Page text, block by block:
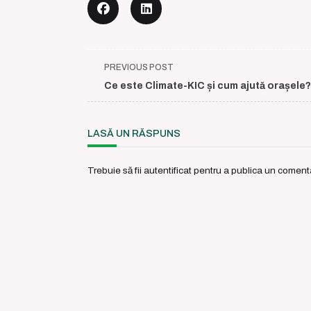
<span
class="nav-
subtitle
reader-
text">Page</span>
PREVIOUS POST
Ce este Climate-KIC și cum ajută orașele?
LASĂ UN RĂSPUNS
Trebuie să fii autentificat pentru a publica un